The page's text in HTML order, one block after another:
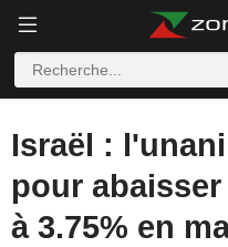
Israël :
pour
à 3.75% en